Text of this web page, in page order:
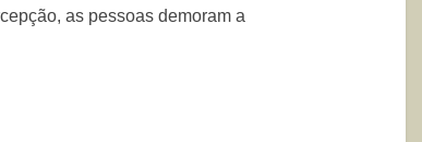
as pessoas demoram a